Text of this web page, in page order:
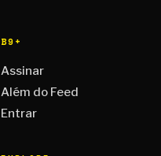
B9+
Assinar
Além do Feed
Entrar